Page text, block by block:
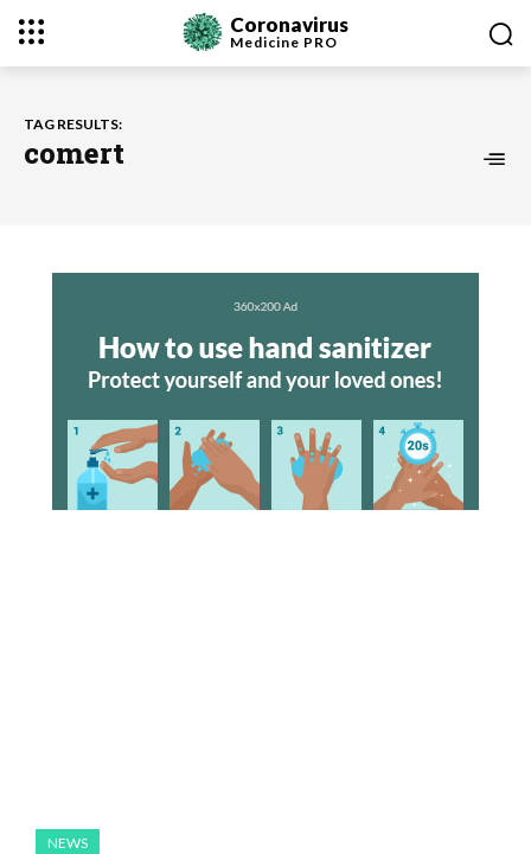
Coronavirus
Medicine PRO
TAG RESULTS:
comert
NEWS